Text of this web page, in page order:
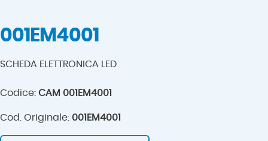
001EM4001
SCHEDA ELETTRONICA LED
Codice: CAM 001EM4001
Cod. Originale: 001EM4001